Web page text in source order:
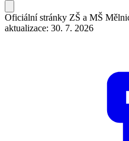
Oficiální stránky ZŠ a MŠ
aktualizace: 30. 7. 2026